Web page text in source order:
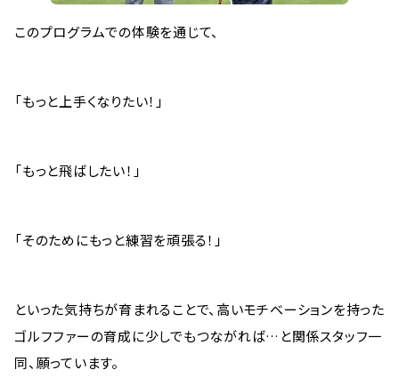
このプログラムでの体験を通じて、
「もっと上手くなりたい！」
「もっと飛ばしたい！」
「そのためにもっと練習を頑張る！」
といった気持ちが育まれることで、高いモチベーションを持った
ゴルフファーの育成に少しでもつながれば…と関係スタッフ一
同、願っています。